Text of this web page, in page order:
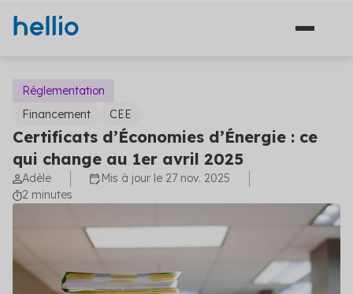
Solutions
Financement
Décarbonation
Secteurs
Agriculture
Copropriété
Découvrez Hellio
Apprenez-en davantage sur notre équipe et ce qui
Actualités
Réglementation
Certificats d’Économies d’Énergie : ce
qui change au 1er avril 2025
Financement CEE
Adèle
Mis à jour le 27 nov. 2025
2 minutes